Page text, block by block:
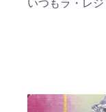
いつもラ・レ